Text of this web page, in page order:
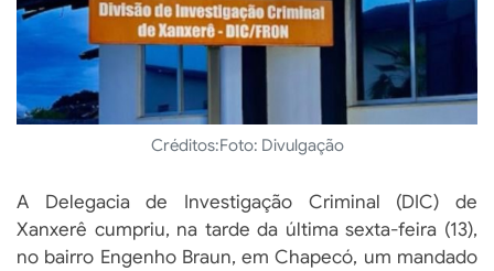
Créditos:Foto: Divulgação
A Delegacia de Investigação Criminal (DIC) de
Xanxerê cumpriu, na tarde da última sexta-feira (13),
no bairro Engenho Braun, em Chapecó, um mandado